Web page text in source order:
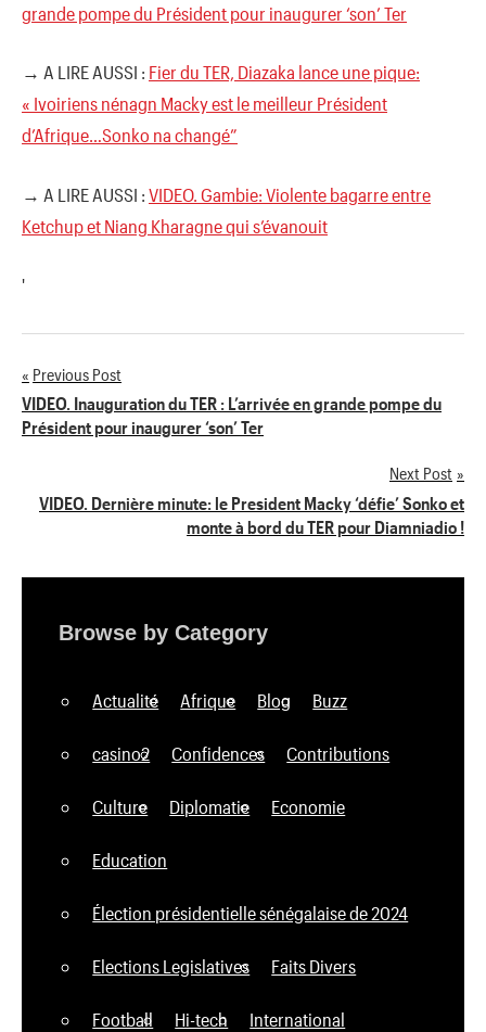
grande pompe du Président pour inaugurer ‘son’ Ter
→ A LIRE AUSSI : Fier du TER, Diazaka lance une pique:
« Ivoiriens nénagn Macky est le meilleur Président
d’Afrique…Sonko na changé”
→ A LIRE AUSSI : VIDEO. Gambie: Violente bagarre entre
Ketchup et Niang Kharagne qui s’évanouit
'
Navigation
de
Previous Post
VIDEO. Inauguration du TER : L’arrivée en grande pompe du
Président pour inaugurer ‘son’ Ter
Next Post
VIDEO. Dernière minute: le President Macky ‘défie’ Sonko et
monte à bord du TER pour Diamniadio !
Browse by Category
Actualité Afrique Blog Buzz
casino2 Confidences Contributions
Culture Diplomatie Economie
Education
Élection présidentielle sénégalaise de 2024
Elections Legislatives Faits Divers
Football Hi-tech International